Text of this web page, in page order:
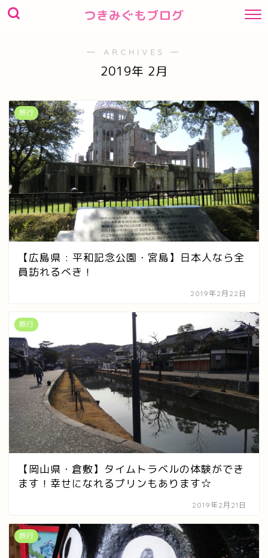
つきみぐもブログ
― ARCHIVES ―
2019年 2月
旅行
【広島県 : 平和記念公園・宮島】日本人なら全
員訪れるべき！
2019年2月22日
旅行
【岡山県・倉敷】タイムトラベルの体験ができ
ます！幸せになれるプリンもあります☆
2019年2月21日
旅行